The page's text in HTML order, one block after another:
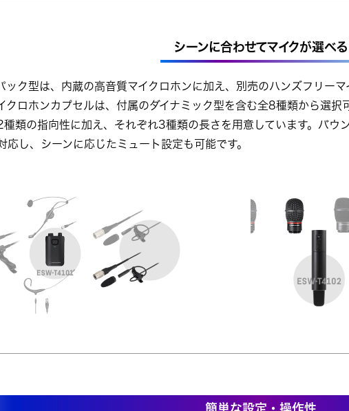
シーンに合わせてマイクが選べる
ック型は、内蔵の高音質マイクロホンに加え、別売のハンズフリー
クロホンカプセルは、付属のダイナミック型を含む全8種類から選択
種類の指向性に加え、それぞれ3種類の長さを用意しています。バウ
応し、シーンに応じたミュート設定も可能です。